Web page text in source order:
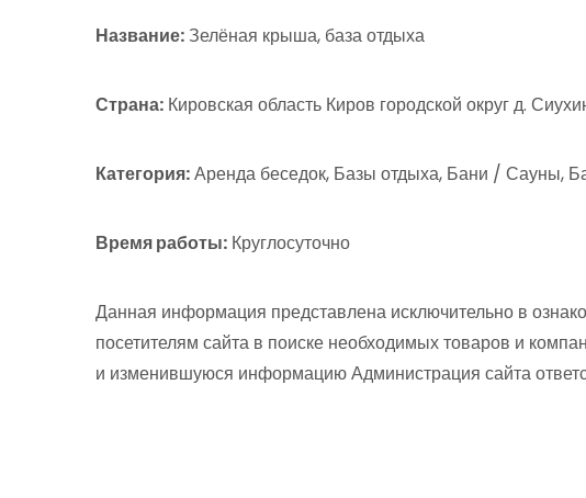
Название:Зелёная крыша, база отдыха
Страна: Кировская область Киров городской округ д.
Категория:Аренда беседок, Базы отдыха, Бани / Сауны,
Время работы: Круглосуточно
Данная информация представлена исключительно в
посетителям сайта в поиске необходимых товаров и
и изменившуюся информацию Администрация сайта